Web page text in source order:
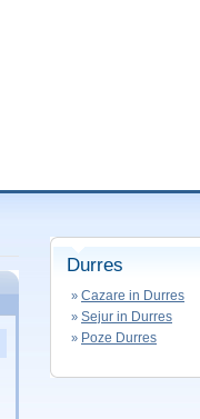
Durres
» Cazare in Durres
» Sejur in Durres
» Poze Durres